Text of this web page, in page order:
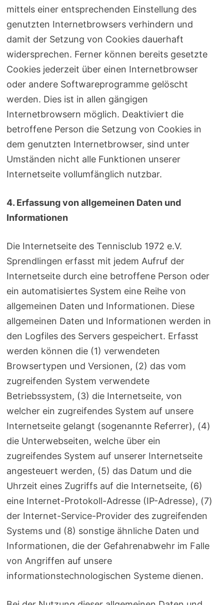
mittels einer entsprechenden Einstellung des
genutzten Internetbrowsers verhindern und
damit der Setzung von Cookies dauerhaft
widersprechen. Ferner können bereits gesetzte
Cookies jederzeit über einen Internetbrowser
oder andere Softwareprogramme gelöscht
werden. Dies ist in allen gängigen
Internetbrowsern möglich. Deaktiviert die
betroffene Person die Setzung von Cookies in
dem genutzten Internetbrowser, sind unter
Umständen nicht alle Funktionen unserer
Internetseite vollumfänglich nutzbar.
4. Erfassung von allgemeinen Daten und
Informationen
Die Internetseite des Tennisclub 1972 e.V.
Sprendlingen erfasst mit jedem Aufruf der
Internetseite durch eine betroffene Person oder
ein automatisiertes System eine Reihe von
allgemeinen Daten und Informationen. Diese
allgemeinen Daten und Informationen werden in
den Logfiles des Servers gespeichert. Erfasst
werden können die (1) verwendeten
Browsertypen und Versionen, (2) das vom
zugreifenden System verwendete
Betriebssystem, (3) die Internetseite, von
welcher ein zugreifendes System auf unsere
Internetseite gelangt (sogenannte Referrer), (4)
die Unterwebseiten, welche über ein
zugreifendes System auf unserer Internetseite
angesteuert werden, (5) das Datum und die
Uhrzeit eines Zugriffs auf die Internetseite, (6)
eine Internet-Protokoll-Adresse (IP-Adresse), (7)
der Internet-Service-Provider des zugreifenden
Systems und (8) sonstige ähnliche Daten und
Informationen, die der Gefahrenabwehr im Falle
von Angriffen auf unsere
informationstechnologischen Systeme dienen.